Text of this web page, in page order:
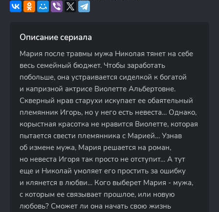
Описание сериала
Мария после травмы мужа Николая тянет на себе
весь семейный бюджет. Чтобы заработать
побольше, она устраивается сиделкой к богатой
и капризной актрисе Виолетте Альбертовне.
Скверный нрав старухи искупает ее обаятельный
племянник Игорь, но у него есть невеста… Однако,
корыстная красотка не нравится Виолетте, которая
пытается свести племянника с Марией… Узнав
об измене мужа, Мария решается на роман,
но невеста Игоря так просто не отступит… А тут
еще и Николай умоляет его простить за ошибку
и клянется в любви… Кого выберет Мария - мужа,
с которым ее связывает прошлое, или новую
любовь? Сможет ли она начать свою жизнь